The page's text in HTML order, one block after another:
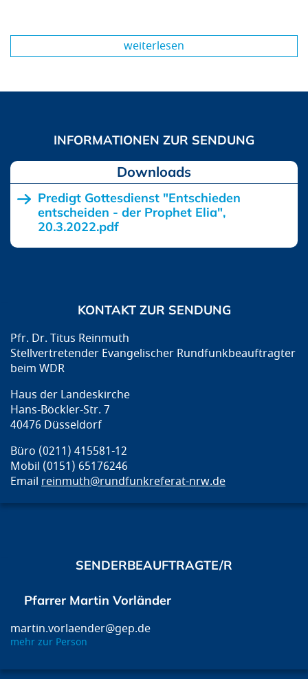
weiterlesen
Downloads
Predigt Gottesdienst "Entschieden
entscheiden - der Prophet Elia",
20.3.2022.pdf
KONTAKT ZUR SENDUNG
Pfr. Dr. Titus Reinmuth
Stellvertretender Evangelischer Rundfunkbeauftragter
beim WDR
Haus der Landeskirche
Hans-Böckler-Str. 7
40476 Düsseldorf
Büro (0211) 415581-12
Mobil (0151) 65176246
Email reinmuth@rundfunkreferat-nrw.de
SENDERBEAUFTRAGTE/R
Pfarrer Martin Vorländer
martin.vorlaender@gep.de
mehr zur Person